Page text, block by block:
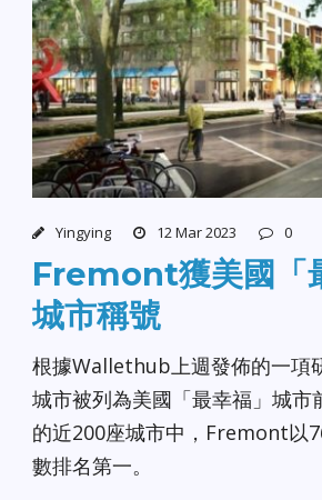
Yingying 12 Mar 2023 0
Fremont獲美國「
城市稱號
根據Wallethub上週發佈的一項
城市被列為美國「最幸福」城市
的近200座城市中，Fremont以
數排名第一。